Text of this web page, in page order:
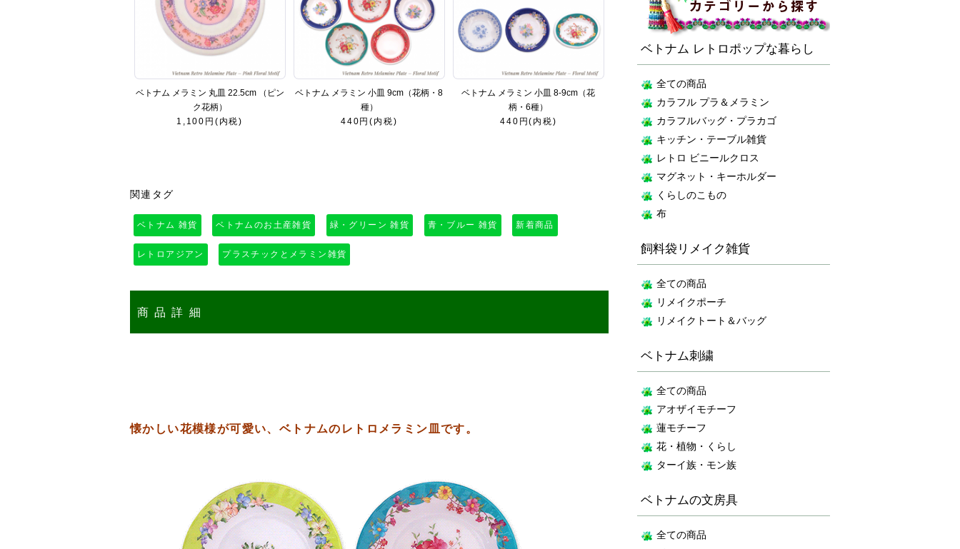
ベトナム メラミン 丸皿 22.5cm （ピン
ク花柄）
1,100円(内税)
ベトナム メラミン 小皿 9cm（花柄・8
種）
440円(内税)
ベトナム メラミン 小皿 8-9cm（花
柄・6種）
440円(内税)
関連タグ
ベトナム 雑貨 ベトナムのお土産雑貨 緑・グリーン 雑貨 青・ブルー 雑貨 新着商品
レトロアジアン プラスチックとメラミン雑貨
商品詳細
懐かしい花模様が可愛い、ベトナムのレトロメラミン皿です。
ベトナム レトロポップな暮らし
全ての商品
カラフル プラ＆メラミン
カラフルバッグ・プラカゴ
キッチン・テーブル雑貨
レトロ ビニールクロス
マグネット・キーホルダー
くらしのこもの
布
飼料袋リメイク雑貨
全ての商品
リメイクポーチ
リメイクトート＆バッグ
ベトナム刺繍
全ての商品
アオザイモチーフ
蓮モチーフ
花・植物・くらし
ターイ族・モン族
ベトナムの文房具
全ての商品